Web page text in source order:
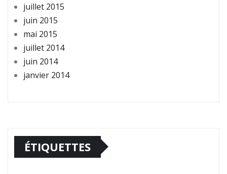
juillet 2015
juin 2015
mai 2015
juillet 2014
juin 2014
janvier 2014
ÉTIQUETTES